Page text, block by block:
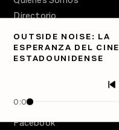
OUTSIDE NOISE: LA
ESPERANZA DEL CINE
ESTADOUNIDENSE
0:00
Directorio
PÓDCASTS
Semanario Gatopardo
Facebook